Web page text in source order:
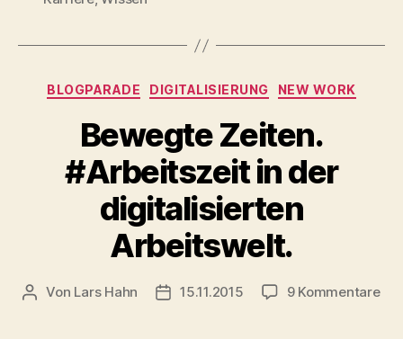
Kategorien
BLOGPARADE DIGITALISIERUNG NEW WORK
Bewegte Zeiten.
#Arbeitszeit in der
digitalisierten
Arbeitswelt.
Beitragsautor
Von Lars Hahn Beitragsdatum
15.11.2015 9 Kommentarezu